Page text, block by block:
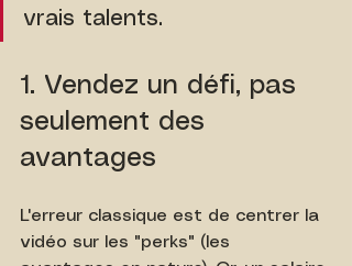
vrais talents.
1. Vendez un défi, pas
seulement des
avantages
L'erreur classique est de centrer la
vidéo sur les "perks" (les